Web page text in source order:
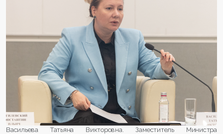
Васильева Татьяна Викторовна. Заместитель Министра